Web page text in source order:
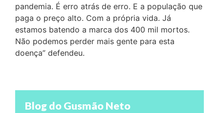
pandemia. É erro atrás de erro. E a população que
paga o preço alto. Com a própria vida. Já
estamos batendo a marca dos 400 mil mortos.
Não podemos perder mais gente para esta
doença” defendeu.
Blog do Gusmão Neto